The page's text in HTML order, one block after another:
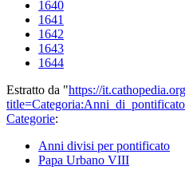
1640
1641
1642
1643
1644
Estratto da "https://
Categorie:
Anni divisi per pontificato
Papa Urbano VIII